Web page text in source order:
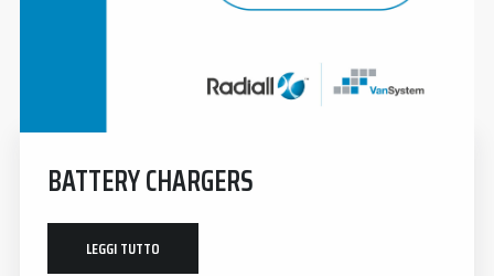
BATTERY CHARGERS
LEGGI TUTTO